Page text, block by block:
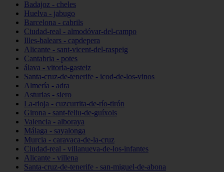
Badajoz - cheles
Huelva - jabugo
Barcelona - cabrils
Ciudad-real - almodóvar-del-campo
Illes-balears - capdepera
Alicante - sant-vicent-del-raspeig
Cantabria - potes
álava - vitoria-gasteiz
Santa-cruz-de-tenerife - icod-de-los-vinos
Almería - adra
Asturias - siero
La-rioja - cuzcurrita-de-río-tirón
Girona - sant-feliu-de-guíxols
Valencia - alboraya
Málaga - sayalonga
Murcia - caravaca-de-la-cruz
Ciudad-real - villanueva-de-los-infantes
Alicante - villena
Santa-cruz-de-tenerife - san-miguel-de-abona